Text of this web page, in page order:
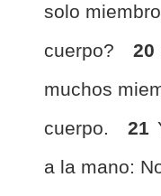
solo
cuerpo?
20
muchos
cuerpo.
21
a la mano: